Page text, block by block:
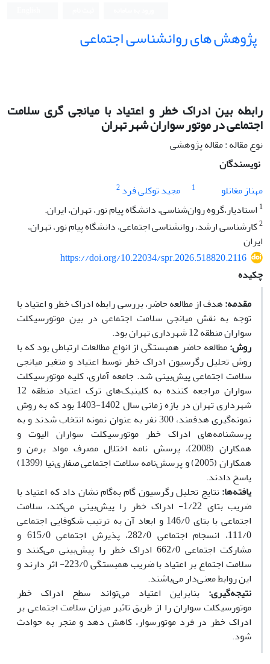
پژوهش های روانشناسی اجتماعی
رابطه بین ادراک خطر و اعتیاد با میانجی گری سلامت
اجتماعی در موتور سواران شهر تهران
نوع مقاله : مقاله پژوهشی
نویسندگان
مهناز مغانلو
1 مجید توکلی فرد2
1 استادیار،گروه روان‌شناسی، دانشگاه پیام نور، تهران، ایران.
2کارشناسی ارشد، روانشناسی اجتماعی، دانشگاه پیام نور، تهران،
ایران
https://doi.org/10.22034/spr.2026.518820.2116
چکیده
مقدمه:هدف از مطالعه حاضر، بررسی رابطه ادراک خطر و اعتیاد با
توجه به نقش میانجی سلامت اجتماعی در بین موتورسیکلت
سواران منطقه 12 شهرداری تهران بود.
روش:مطالعه حاضر همبستگی از انواع مطالعات ارتباطی بود که با
روش تحلیل رگرسیون ادراک خطر توسط اعتیاد و متغیر میانجی
سلامت اجتماعی پیش‌بینی شد. جامعه آماری، کلیه موتورسیکلت
سواران مراجعه کننده به کلینیک‌های ترک اعتیاد منطقه 12
شهرداری تهران در بازه زمانی سال 1402-1403 بود که به روش
نمونه‌گیری هدفمند، 300 نفر به عنوان نمونه انتخاب شدند و به
پرسشنامه‌های ادراک خطر موتورسیکلت سواران الیوت و
همکاران (2008)، پرسش نامه اختلال مصرف مواد برمن و
همکاران (2005) و پرسش‌نامه سلامت اجتماعی صفاری‌نیا (1399)
پاسخ دادند.
یافته‌ها:نتایج تحلیل رگرسیون گام‌‌ به‌گام نشان داد که اعتیاد با
ضریب بتای 1/22- ادراک خطر را پیش‌بینی می‌کند، سلامت
اجتماعی با بتای 146/0 و ابعاد آن به ترتیب شکوفایی اجتماعی
111/0، انسجام اجتماعی 282/0، پذیرش اجتماعی 615/0 و
مشارکت اجتماعی 662/0 ادراک خطر را پیش‌بینی می‌کنند و
سلامت اجتماع بر اعتیاد با ضریب همبستگی 223/0- اثر دارند و
این روابط معنی‌دار می‌‌باشند.
نتیجه‌گیری: بنابراین اعتیاد می‌تواند سطح ادراک خطر
موتورسیکلت سواران را از طریق تاثیر میزان سلامت اجتماعی بر
ادراک خطر در فرد موتور‌سوار، کاهش دهد و منجر به حوادث
شود.